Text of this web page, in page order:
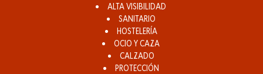
ALTA VISIBILIDAD
SANITARIO
HOSTELERÍA
OCIO Y CAZA
CALZADO
PROTECCIÓN